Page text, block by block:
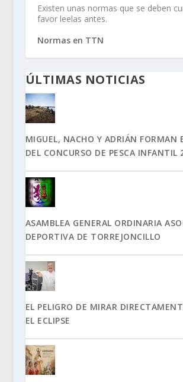
Existen unas normas que se deben
favor leelas antes.
Normas en TTN
ÚLTIMAS NOTICIAS
MIGUEL, NACHO Y ADRIÁN FORMAN
DEL CONCURSO DE PESCA INFANTIL
ASAMBLEA GENERAL ORDINARIA
DEPORTIVA DE TORREJONCILLO
EL PELIGRO DE MIRAR
EL ECLIPSE